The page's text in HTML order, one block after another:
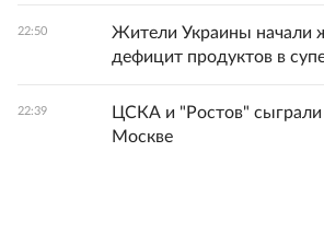
22:50
Жители Украины начали
дефицит продуктов в
22:39
ЦСКА и "Ростов"
Москве